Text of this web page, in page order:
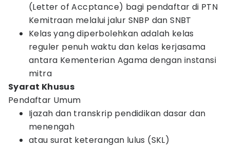
(Letter of Accptance) bagi pendaftar di PTN
Kemitraan melalui jalur SNBP dan SNBT
Kelas yang diperbolehkan adalah kelas
reguler penuh waktu dan kelas kerjasama
antara Kementerian Agama dengan instansi
mitra
Syarat Khusus
Pendaftar Umum
Ijazah dan transkrip pendidikan dasar dan
menengah
atau surat keterangan lulus (SKL)